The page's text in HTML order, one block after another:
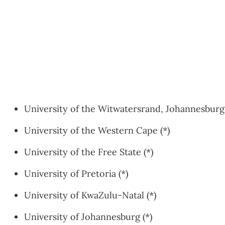
University of the Witwatersrand,
University of the Western Cape (*)
University of the Free State (*)
University of Pretoria (*)
University of KwaZulu-Natal (*)
University of Johannesburg (*)